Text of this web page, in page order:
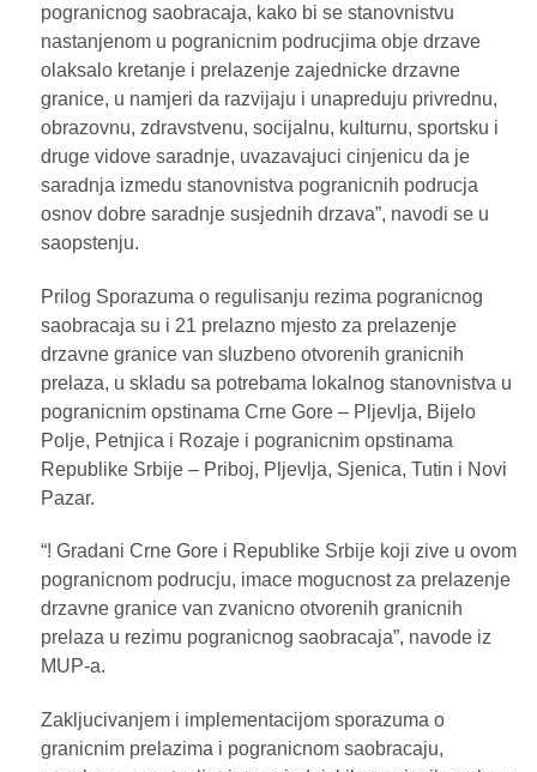
pogranicnog saobracaja, kako bi se stanovnistvu
nastanjenom u pogranicnim podrucjima obje drzave
olaksalo kretanje i prelazenje zajednicke drzavne
granice, u namjeri da razvijaju i unapreduju privrednu,
obrazovnu, zdravstvenu, socijalnu, kulturnu, sportsku i
druge vidove saradnje, uvazavajuci cinjenicu da je
saradnja izmedu stanovnistva pogranicnih podrucja
osnov dobre saradnje susjednih drzava”, navodi se u
saopstenju.
Prilog Sporazuma o regulisanju rezima pogranicnog
saobracaja su i 21 prelazno mjesto za prelazenje
drzavne granice van sluzbeno otvorenih granicnih
prelaza, u skladu sa potrebama lokalnog stanovnistva u
pogranicnim opstinama Crne Gore – Pljevlja, Bijelo
Polje, Petnjica i Rozaje i pogranicnim opstinama
Republike Srbije – Priboj, Pljevlja, Sjenica, Tutin i Novi
Pazar.
“! Gradani Crne Gore i Republike Srbije koji zive u ovom
pogranicnom podrucju, imace mogucnost za prelazenje
drzavne granice van zvanicno otvorenih granicnih
prelaza u rezimu pogranicnog saobracaja”, navode iz
MUP-a.
Zakljucivanjem i implementacijom sporazuma o
granicnim prelazima i pogranicnom saobracaju,